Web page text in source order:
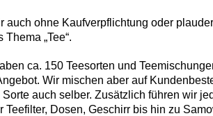
auch ohne Kaufverpflichtung oder
„Tee“.
ca. 150 Teesorten und
Wir mischen aber auf
auch selber. Zusätzlich führen wir
Teefilter, Dosen, Geschirr bis hin zu